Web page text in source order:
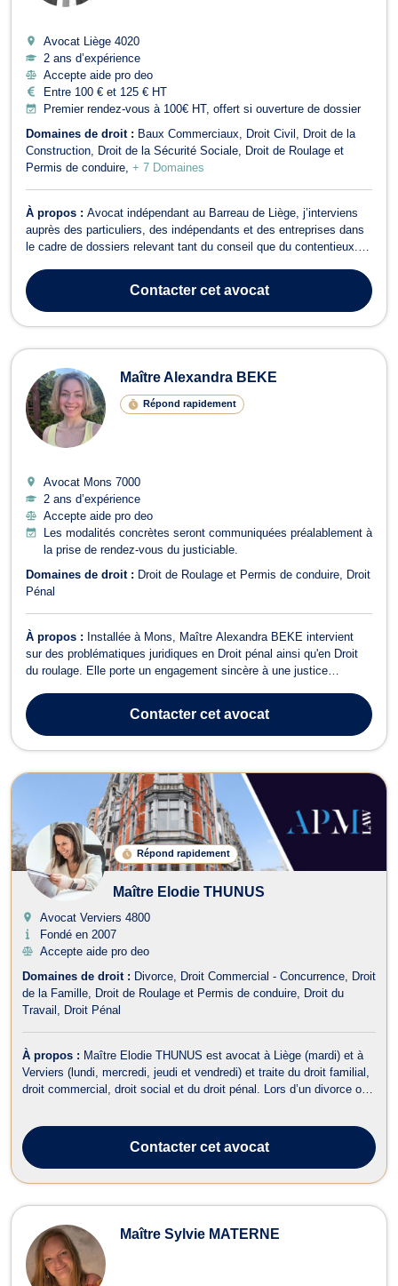
Avocat Liège 4020
2 ans d’expérience
Accepte aide pro deo
Entre 100 € et 125 € HT
Premier rendez-vous à 100€ HT, offert si ouverture de dossier
Domaines de droit : Baux Commerciaux Droit Civil
Droit de la
Construction
Droit de la Sécurité Sociale
Droit de Roulage et
Permis de conduire + 7 Domaines
À propos : Avocat indépendant au Barreau de Liège, j’interviens
auprès des particuliers, des indépendants et des entreprises dans
le cadre de dossiers relevant tant du conseil que du contentieux.
rigueur, la disponibilité et la clarté, en accordant une attention
particu...
Contactercet avocat
Maître Alexandra BEKE
Répond rapidement
Avocat Mons 7000
2 ans d’expérience
Accepte aide pro deo
Les modalités concrètes seront communiquées préalablement à
la prise de rendez-vous du justiciable.
Domaines de droit : Droit de Roulage et Permis de conduire
Droit
Pénal
À propos : Installée à Mons, Maître Alexandra BEKE intervient
sur des problématiques juridiques en Droit pénal ainsi qu'en Droit
du roulage. Elle porte un engagement sincère à une justice
Maître BEKE accompagne ses clients dans toutes les démarches
et procédures devant ...Contactercet avocat
Répond rapidement
Maître Elodie THUNUS
Avocat Verviers 4800
Fondé en 2007
Accepte aide pro deo
Domaines de droit : Divorce Droit Commercial - Concurrence
Droit
de la Famille
Droit de Roulage et Permis de conduire
Droit du
Travail
Droit Pénal
À propos : Maître Elodie THUNUS est avocat à Liège (mardi) et à
Verviers (lundi, mercredi, jeudi et vendredi) et traite du droit familial,
droit commercial, droit social et du droit pénal. Lors d’un divorce ou
Contactercet avocat
Maître Sylvie MATERNE